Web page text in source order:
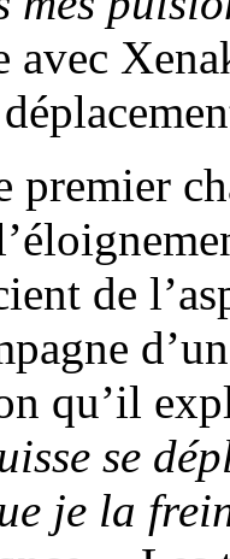
avec
premier
de
qu’il
se
je la